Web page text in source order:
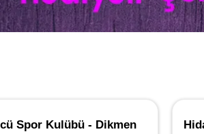
Spor Kulübü - Dikmen